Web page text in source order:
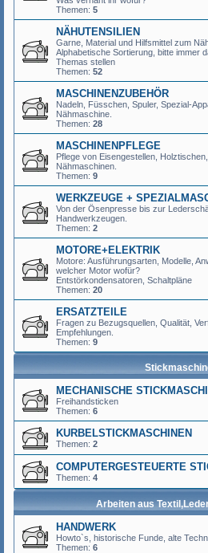
Themen: 5
NÄHUTENSILIEN
Garne, Material und Hilfsmittel zum
Alphabetische Sortierung, bitte immer
Themas stellen
Themen: 52
MASCHINENZUBEHÖR
Nadeln, Füsschen, Spuler, Spezial-
Nähmaschine.
Themen: 28
MASCHINENPFLEGE
Pflege von Eisengestellen,
Nähmaschinen.
Themen: 9
WERKZEUGE +
Von der Ösenpresse bis zur
Handwerkzeugen.
Themen: 2
MOTORE+ELEKTRIK
Motore: Ausführungsarten, Modelle,
welcher Motor wofür?
Entstörkondensatoren, Schaltpläne
Themen: 20
ERSATZTEILE
Fragen zu Bezugsquellen, Qualität,
Empfehlungen.
Themen: 9
MECHANISCHE
Freihandsticken
Themen: 6
KURBELSTICKMASCHINEN
Themen: 2
COMPUTERGESTEUERTE
Themen: 4
Arbeiten aus
HANDWERK
Howto`s, historische Funde, alte
Themen: 6